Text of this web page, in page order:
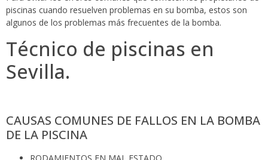
piscinas cuando resuelven problemas en su bomba, estos son
algunos de los problemas más frecuentes de la bomba.
Técnico de piscinas en
Sevilla.
CAUSAS COMUNES DE FALLOS EN LA BOMBA
DE LA PISCINA